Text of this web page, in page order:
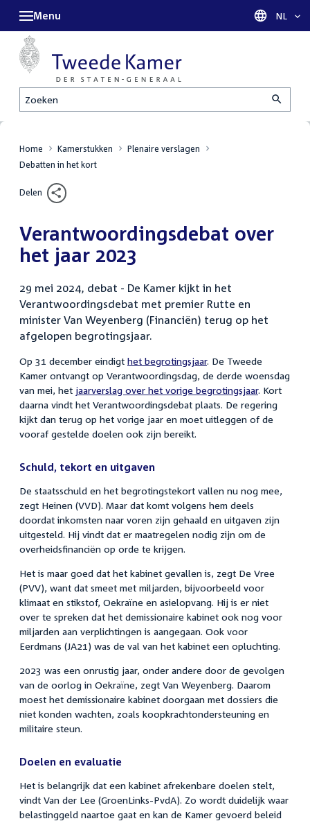
Zoeken
Menu Taal
NL
Home Kamerstukken
Plenaire verslagen
Debatten in het kort
Delen
Verantwoordingsdebat over
het jaar 2023
29 mei 2024, debat - De Kamer kijkt in het
Verantwoordingsdebat met premier Rutte en
minister Van Weyenberg (Financiën) terug op het
afgelopen begrotingsjaar.
Op 31 december eindigt het begrotingsjaar. De Tweede
Kamer ontvangt op Verantwoordingsdag, de derde woensdag
van mei, het jaarverslag over het vorige begrotingsjaar. Kort
daarna vindt het Verantwoordingsdebat plaats. De regering
kijkt dan terug op het vorige jaar en moet uitleggen of de
vooraf gestelde doelen ook zijn bereikt.
Schuld, tekort en uitgaven
De staatsschuld en het begrotingstekort vallen nu nog mee,
zegt Heinen (VVD). Maar dat komt volgens hem deels
doordat inkomsten naar voren zijn gehaald en uitgaven zijn
uitgesteld. Hij vindt dat er maatregelen nodig zijn om de
overheidsfinanciën op orde te krijgen.
Het is maar goed dat het kabinet gevallen is, zegt De Vree
(PVV), want dat smeet met miljarden, bijvoorbeeld voor
klimaat en stikstof, Oekraïne en asielopvang. Hij is er niet
over te spreken dat het demissionaire kabinet ook nog voor
miljarden aan verplichtingen is aangegaan. Ook voor
Eerdmans (JA21) was de val van het kabinet een opluchting.
2023 was een onrustig jaar, onder andere door de gevolgen
van de oorlog in Oekraïne, zegt Van Weyenberg. Daarom
moest het demissionaire kabinet doorgaan met dossiers die
niet konden wachten, zoals koopkrachtondersteuning en
militaire steun.
Doelen en evaluatie
Het is belangrijk dat een kabinet afrekenbare doelen stelt,
vindt Van der Lee (GroenLinks-PvdA). Zo wordt duidelijk waar
belastinggeld naartoe gaat en kan de Kamer gevoerd beleid